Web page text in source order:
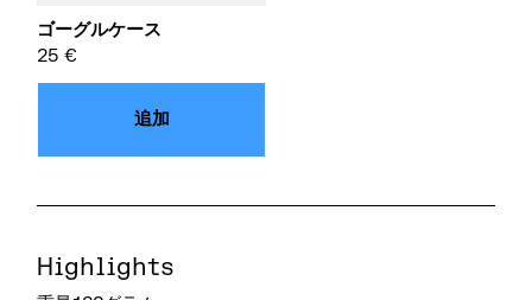
ゴーグルケース
25 €
追加
Highlights